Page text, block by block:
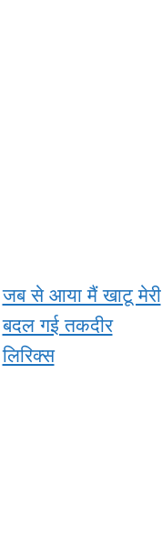
जब से आया मैं खाटू मेरी
बदल गई तकदीर
लिरिक्स